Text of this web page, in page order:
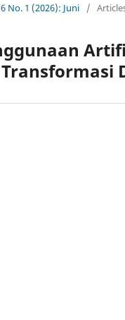
No. 1 (2026): Juni /